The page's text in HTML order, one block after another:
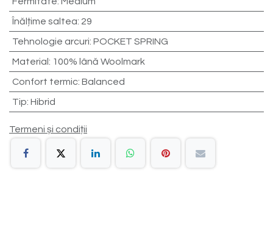
Înălțime saltea: 29
Tehnologie arcuri: POCKET SPRING
Material : 100% lână Woolmark
Confort termic: Balanced
Tip: Hibrid
Termeni și condiții